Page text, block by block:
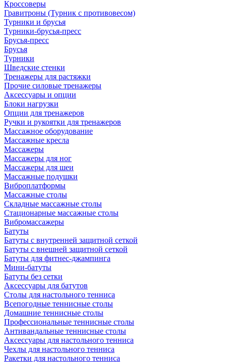
Кроссоверы
Гравитроны (Турник с противовесом)
Турники и брусья
Турники-брусья-пресс
Брусья-пресс
Брусья
Турники
Шведские стенки
Тренажеры для растяжки
Прочие силовые тренажеры
Аксессуары и опции
Блоки нагрузки
Опции для тренажеров
Ручки и рукоятки для тренажеров
Массажное оборудование
Массажные кресла
Массажеры
Массажеры для ног
Массажеры для шеи
Массажные подушки
Виброплатформы
Массажные столы
Складные массажные столы
Стационарные массажные столы
Вибромассажеры
Батуты
Батуты с внутренней защитной сеткой
Батуты с внешней защитной сеткой
Батуты для фитнес-джампинга
Мини-батуты
Батуты без сетки
Аксессуары для батутов
Столы для настольного тенниса
Всепогодные теннисные столы
Домашние теннисные столы
Профессиональные теннисные столы
Антивандальные теннисные столы
Аксессуары для настольного тенниса
Чехлы для настольного тенниса
Ракетки для настольного тенниса